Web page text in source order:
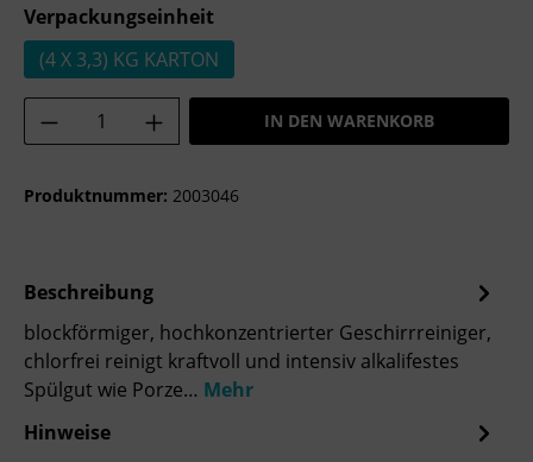
Verpackungseinheitauswählen
(4 X 3,3) KG KARTON
Produkt Anzahl: Gib den gewünschten
IN DEN WARENKORB
Produktnummer: 2003046
Beschreibung
blockförmiger, hochkonzentrierter Geschirrreiniger,
chlorfrei reinigt kraftvoll und intensiv alkalifestes
Spülgut wie Porze… Mehr
Hinweise